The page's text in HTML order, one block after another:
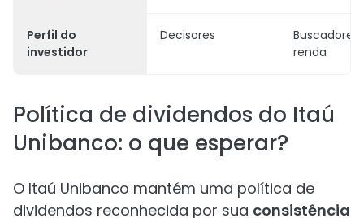
Perfil do
investidor
Decisores
Buscadores
renda
Política de dividendos do Itaú
Unibanco: o que esperar?
O Itaú Unibanco mantém uma política de
dividendos reconhecida por sua consistência